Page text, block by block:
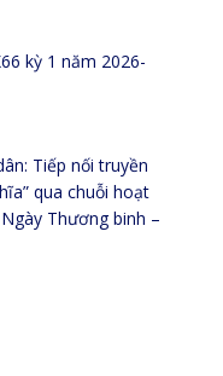
kỳ 1 năm 2026-
Tiếp nối truyền
qua chuỗi hoạt
Thương binh –